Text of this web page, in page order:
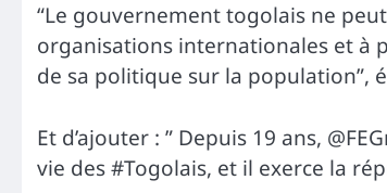
“Le gouvernement togolais ne
organisations internationales et à
de sa politique sur la population”,
Et d’ajouter : ” Depuis 19 ans,
vie des #Togolais, et il exerce la